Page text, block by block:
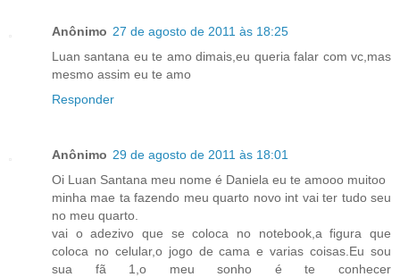
Anônimo 27 de agosto de 2011 às 18:25
Luan santana eu te amo dimais,eu queria falar com vc,mas
mesmo assim eu te amo
Responder
Anônimo 29 de agosto de 2011 às 18:01
Oi Luan Santana meu nome é Daniela eu te amooo muitoo
minha mae ta fazendo meu quarto novo int vai ter tudo seu
no meu quarto.
vai o adezivo que se coloca no notebook,a figura que
coloca no celular,o jogo de cama e varias coisas.Eu sou
sua fã 1,o meu sonho é te conhecer